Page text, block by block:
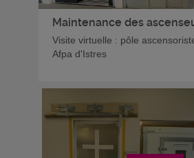
Maintenance des
Visite virtuelle : pôle
Afpa d'Istres